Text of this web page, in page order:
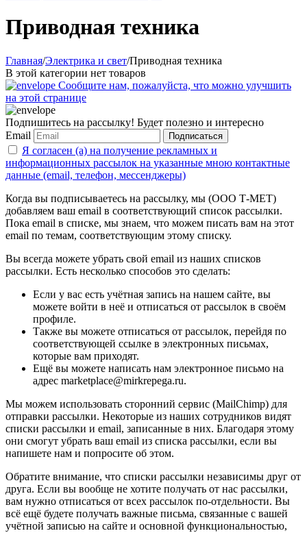
Приводная техника
Главная/Электрика и свет/Приводная техника
В этой категории нет товаров
Сообщите нам, пожалуйста, что можно улучшить
на этой странице
Подпишитесь на рассылку! Будет полезно и интересно
Email
Подписаться
Я согласен (а) на получение рекламных и
информационных рассылок на указанные мною контактные
данные (email, телефон, мессенджеры)
Когда вы подписываетесь на рассылку, мы (ООО Т-МЕТ)
добавляем ваш email в соответствующий список рассылки.
Пока email в списке, мы знаем, что можем писать вам на этот
email по темам, соответствующим этому списку.
Вы всегда можете убрать свой email из наших списков
рассылки. Есть несколько способов это сделать:
Если у вас есть учётная запись на нашем сайте, вы
можете войти в неё и отписаться от рассылок в своём
профиле.
Также вы можете отписаться от рассылок, перейдя по
соответствующей ссылке в электронных письмах,
которые вам приходят.
Ещё вы можете написать нам электронное письмо на
адрес marketplace@mirkrepega.ru.
Мы можем использовать сторонний сервис (MailChimp) для
отправки рассылки. Некоторые из наших сотрудников видят
списки рассылки и email, записанные в них. Благодаря этому
они смогут убрать ваш email из списка рассылки, если вы
напишете нам и попросите об этом.
Обратите внимание, что списки рассылки независимы друг от
друга. Если вы вообще не хотите получать от нас рассылки,
вам нужно отписаться от всех рассылок по-отдельности. Вы
всё ещё будете получать важные письма, связанные с вашей
учётной записью на сайте и основной функциональностью,